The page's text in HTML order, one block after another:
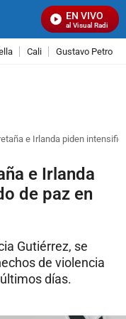
EN VIVO
Señal Visual Radio
Cali Gustavo Petro
e Irlanda piden
e Irlanda
de paz en
Gutiérrez, se
de violencia
días.